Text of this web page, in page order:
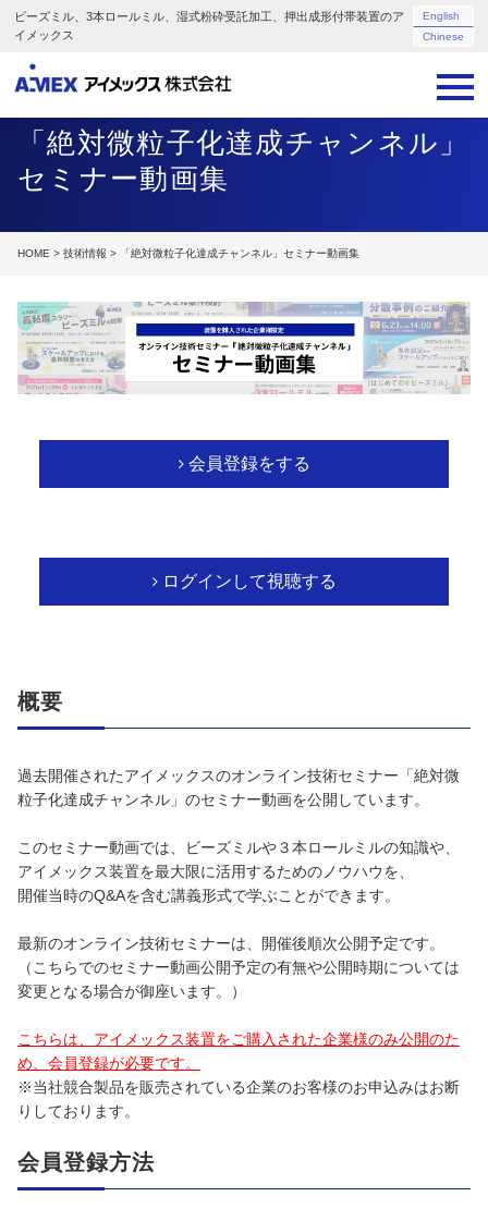
ビーズミル、3本ロールミル、湿式粉砕受託加工、押出成形付帯装置のア
イメックス
English
Chinese
「絶対微粒子化達成チャンネル」
セミナー動画集
HOME > 技術情報 > 「絶対微粒子化達成チャンネル」セミナー動画集
会員登録をする
ログインして視聴する
概要
過去開催されたアイメックスのオンライン技術セミナー「絶対微
粒子化達成チャンネル」のセミナー動画を公開しています。
このセミナー動画では、ビーズミルや３本ロールミルの知識や、
アイメックス装置を最大限に活用するためのノウハウを、
開催当時のQ&Aを含む講義形式で学ぶことができます。
最新のオンライン技術セミナーは、開催後順次公開予定です。
（こちらでのセミナー動画公開予定の有無や公開時期については
変更となる場合が御座います。）
こちらは、アイメックス装置をご購入された企業様のみ公開のた
め、 会員登録が必要です。
※当社競合製品を販売されている企業のお客様のお申込みはお断
りしております。
会員登録方法